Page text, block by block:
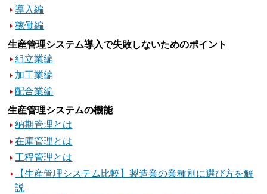
導入編
稼働編
生産管理システム導入で失敗しないためのポイント
組立業編
加工業編
配合業編
生産管理システムの機能
納期管理とは
在庫管理とは
工程管理とは
【生産管理システム比較】製造業の業種別に選び方を解
説